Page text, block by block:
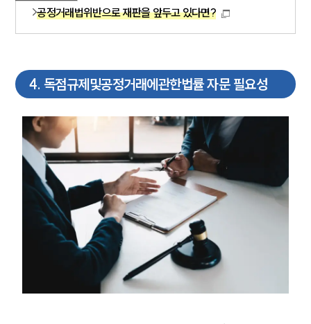
SERVICES
기업법무그룹 업무
전체
PROFESSIONALS
기업전문변호사
공정거래법위반으로 재판을 앞두고 있다면?
4. 독점규제및공정거래에관한법률 자문 필요성